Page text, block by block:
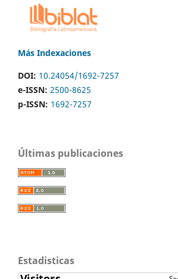
Más Indexaciones
DOI: 10.24054/1692-7257
e-ISSN: 2500-8625
p-ISSN: 1692-7257
Últimas publicaciones
Estadisticas